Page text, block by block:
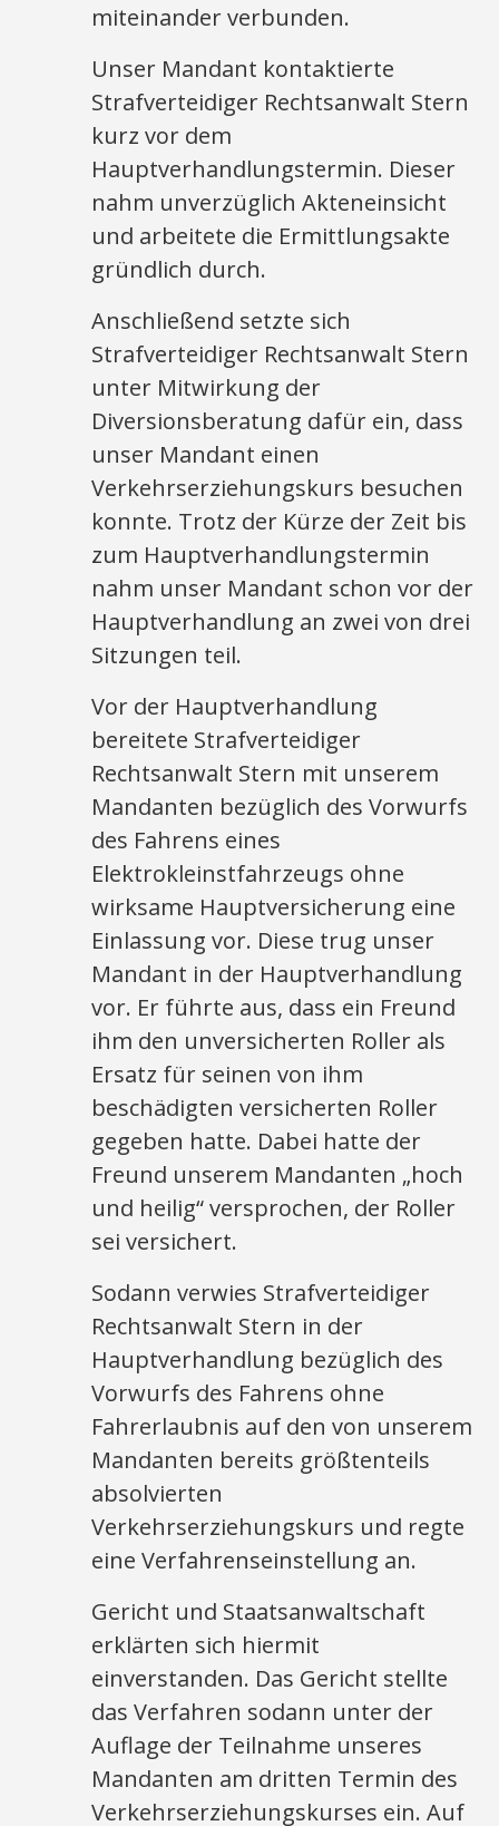
miteinander verbunden.
Unser Mandant kontaktierte
Strafverteidiger Rechtsanwalt Stern
kurz vor dem
Hauptverhandlungstermin. Dieser
nahm unverzüglich Akteneinsicht
und arbeitete die Ermittlungsakte
gründlich durch.
Anschließend setzte sich
Strafverteidiger Rechtsanwalt Stern
unter Mitwirkung der
Diversionsberatung dafür ein, dass
unser Mandant einen
Verkehrserziehungskurs besuchen
konnte. Trotz der Kürze der Zeit bis
zum Hauptverhandlungstermin
nahm unser Mandant schon vor der
Hauptverhandlung an zwei von drei
Sitzungen teil.
Vor der Hauptverhandlung
bereitete Strafverteidiger
Rechtsanwalt Stern mit unserem
Mandanten bezüglich des Vorwurfs
des Fahrens eines
Elektrokleinstfahrzeugs ohne
wirksame Hauptversicherung eine
Einlassung vor. Diese trug unser
Mandant in der Hauptverhandlung
vor. Er führte aus, dass ein Freund
ihm den unversicherten Roller als
Ersatz für seinen von ihm
beschädigten versicherten Roller
gegeben hatte. Dabei hatte der
Freund unserem Mandanten „hoch
und heilig“ versprochen, der Roller
sei versichert.
Sodann verwies Strafverteidiger
Rechtsanwalt Stern in der
Hauptverhandlung bezüglich des
Vorwurfs des Fahrens ohne
Fahrerlaubnis auf den von unserem
Mandanten bereits größtenteils
absolvierten
Verkehrserziehungskurs und regte
eine Verfahrenseinstellung an.
Gericht und Staatsanwaltschaft
erklärten sich hiermit
einverstanden. Das Gericht stellte
das Verfahren sodann unter der
Auflage der Teilnahme unseres
Mandanten am dritten Termin des
Verkehrserziehungskurses ein. Auf